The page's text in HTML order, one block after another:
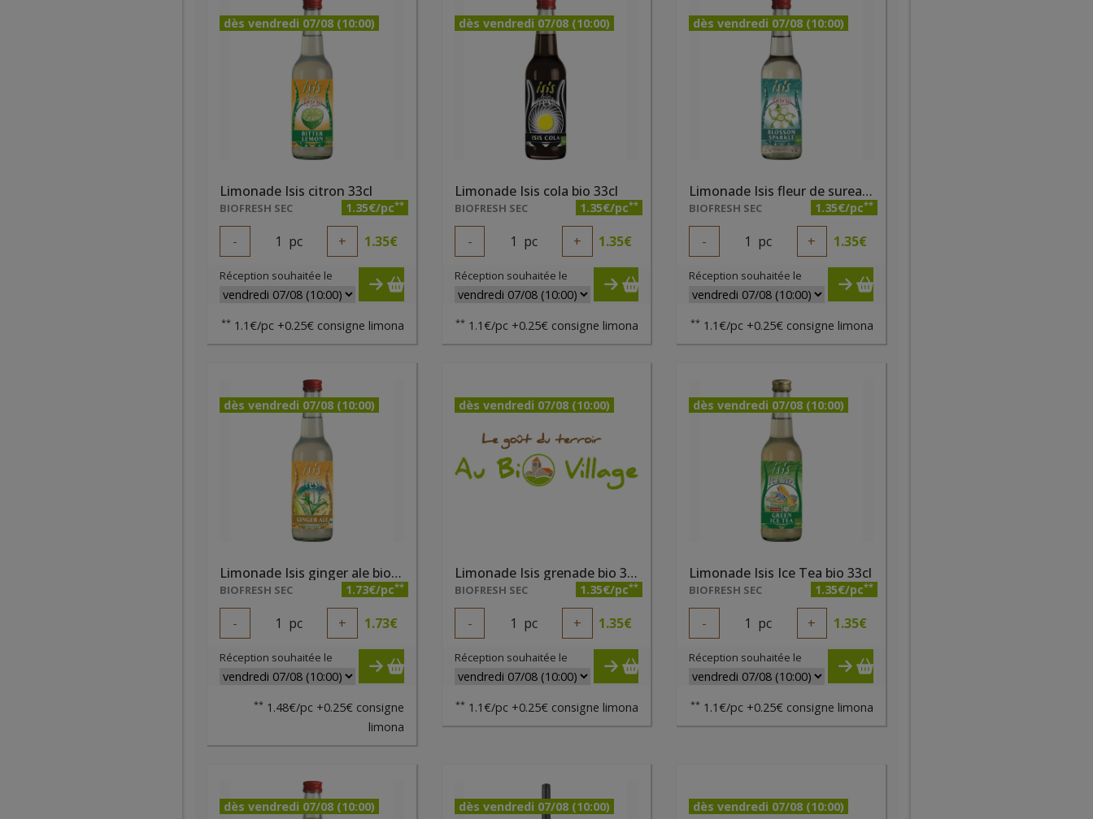
dès vendredi 07/08 (10:00)
Limonade Isis citron 33cl
BIOFRESH SEC 1.35€/pc**
- 1 pc + 1.35€
Réception souhaitée le
** 1.1€/pc +0.25€ consigne limona
dès vendredi 07/08 (10:00)
Limonade Isis cola bio 33cl
BIOFRESH SEC 1.35€/pc**
- 1 pc + 1.35€
Réception souhaitée le
** 1.1€/pc +0.25€ consigne limona
dès vendredi 07/08 (10:00)
Limonade Isis fleur de sureau 33cl
BIOFRESH SEC 1.35€/pc**
- 1 pc + 1.35€
Réception souhaitée le
** 1.1€/pc +0.25€ consigne limona
dès vendredi 07/08 (10:00)
Limonade Isis ginger ale bio 33cl
BIOFRESH SEC 1.73€/pc**
- 1 pc + 1.73€
Réception souhaitée le
** 1.48€/pc +0.25€ consigne
limona
dès vendredi 07/08 (10:00)
Limonade Isis grenade bio 33cl
BIOFRESH SEC 1.35€/pc**
- 1 pc + 1.35€
Réception souhaitée le
** 1.1€/pc +0.25€ consigne limona
dès vendredi 07/08 (10:00)
Limonade Isis Ice Tea bio 33cl
BIOFRESH SEC 1.35€/pc**
- 1 pc + 1.35€
Réception souhaitée le
** 1.1€/pc +0.25€ consigne limona
dès vendredi 07/08 (10:00) dès vendredi 07/08 (10:00) dès vendredi 07/08 (10:00)